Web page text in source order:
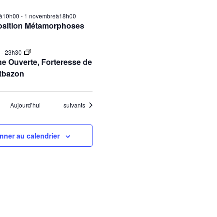
Métamorphoses
- 1 novembreà18h00
Ouverte, Forteresse de
-23h30
Aujourd’hui Évènements
suivants
au calendrier